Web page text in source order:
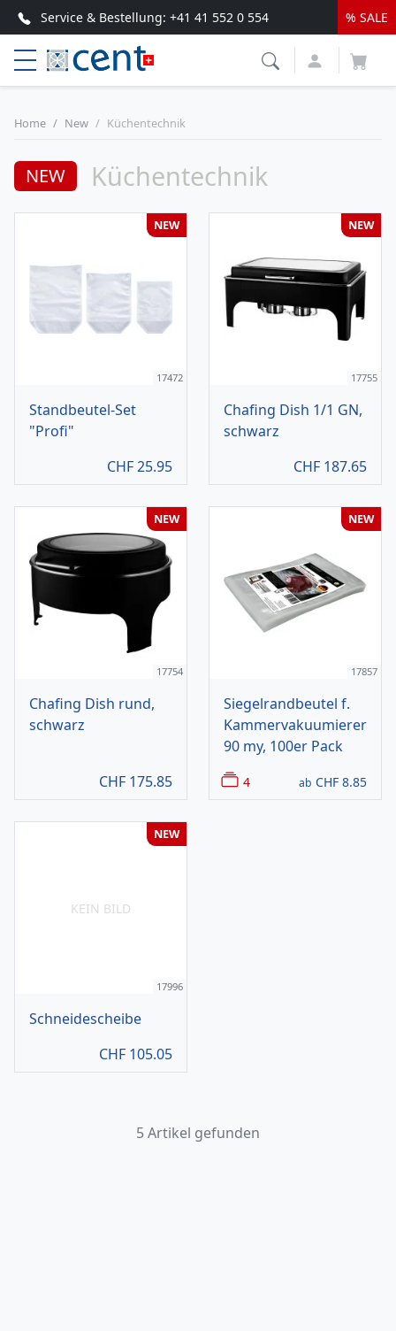
Service & Bestellung: +41 41 552 0 554
Top Service & schnelle Lieferung
% SALE
Home New Küchentechnik
NEW Küchentechnik
17472
Standbeutel-Set
"Profi"
CHF25.95
NEW
17755
Chafing Dish 1/1 GN,
schwarz
CHF 187.65
NEW
17754
Chafing Dish rund,
schwarz
CHF 175.85
NEW
17857
Siegelrandbeutel f.
Kammervakuumierer
90 my, 100er Pack
4 ab CHF 8.85
NEW
KEIN BILD
17996
Schneidescheibe
CHF 105.05
NEW
5 Artikel gefunden